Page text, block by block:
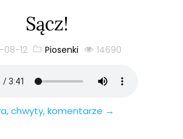
Sącz!
08-12 Piosenki 14690
chwyty, komentarze →